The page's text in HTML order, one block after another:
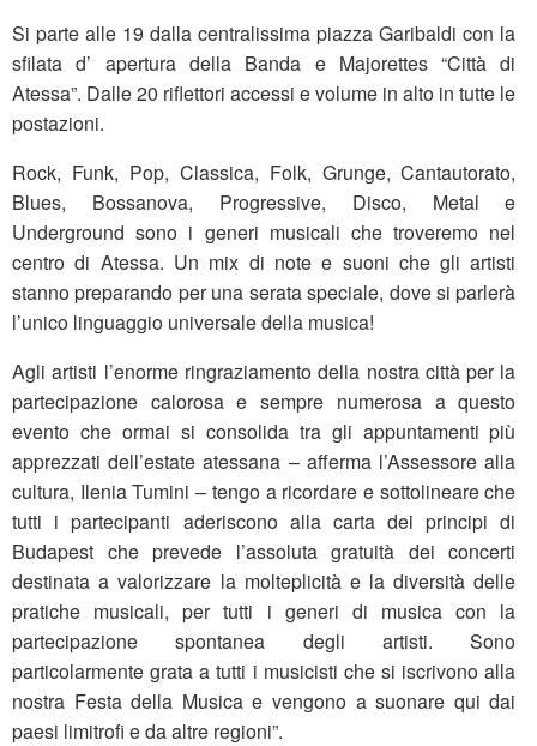
Si parte alle 19 dalla centralissima piazza Garibaldi con la
sfilata d’ apertura della Banda e Majorettes “Città di
Atessa”. Dalle 20 riflettori accessi e volume in alto in tutte le
postazioni.
Rock, Funk, Pop, Classica, Folk, Grunge, Cantautorato,
Blues, Bossanova, Progressive, Disco, Metal e
Underground sono i generi musicali che troveremo nel
centro di Atessa. Un mix di note e suoni che gli artisti
stanno preparando per una serata speciale, dove si parlerà
l’unico linguaggio universale della musica!
Agli artisti l’enorme ringraziamento della nostra città per la
partecipazione calorosa e sempre numerosa a questo
evento che ormai si consolida tra gli appuntamenti più
apprezzati dell’estate atessana – afferma l’Assessore alla
cultura, Ilenia Tumini – tengo a ricordare e sottolineare che
tutti i partecipanti aderiscono alla carta dei principi di
Budapest che prevede l’assoluta gratuità dei concerti
destinata a valorizzare la molteplicità e la diversità delle
pratiche musicali, per tutti i generi di musica con la
partecipazione spontanea degli artisti. Sono
particolarmente grata a tutti i musicisti che si iscrivono alla
nostra Festa della Musica e vengono a suonare qui dai
paesi limitrofi e da altre regioni”.